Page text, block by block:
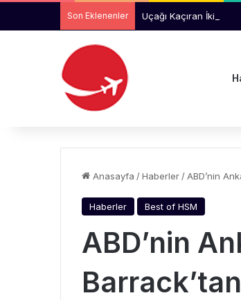
Son Eklenenler Uçağı Kaçıran İki
Anasayfa /Haberler /ABD’nin
Haberler Best of HSM
ABD’nin